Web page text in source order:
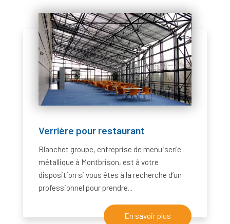
Verrière pour restaurant
Blanchet groupe, entreprise de menuiserie
métallique à Montbrison, est à votre
disposition si vous êtes à la recherche d’un
professionnel pour prendre...
En savoir plus